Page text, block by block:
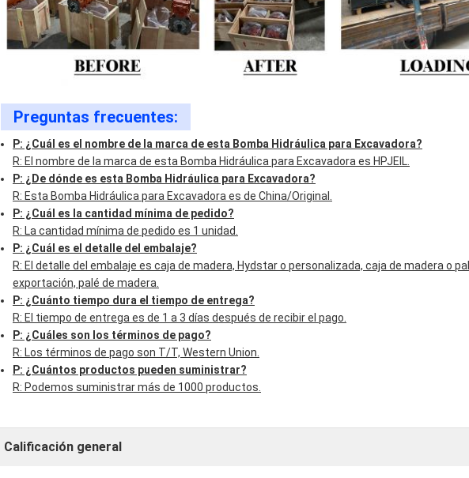
Preguntas frecuentes:
P: ¿Cuál es el nombre de la marca de esta Bomba Hidráulica para Excavadora?
R: El nombre de la marca de esta Bomba Hidráulica para Excavadora es HPJEIL.
P: ¿De dónde es esta Bomba Hidráulica para Excavadora?
R: Esta Bomba Hidráulica para Excavadora es de China/Original.
P: ¿Cuál es la cantidad mínima de pedido?
R: La cantidad mínima de pedido es 1 unidad.
P: ¿Cuál es el detalle del embalaje?
R: El detalle del embalaje es caja de madera, Hydstar o personalizada, caja de madera o
exportación, palé de madera.
P: ¿Cuánto tiempo dura el tiempo de entrega?
R: El tiempo de entrega es de 1 a 3 días después de recibir el pago.
P: ¿Cuáles son los términos de pago?
R: Los términos de pago son T/T, Western Union.
P: ¿Cuántos productos pueden suministrar?
R: Podemos suministrar más de 1000 productos.
Calificación general